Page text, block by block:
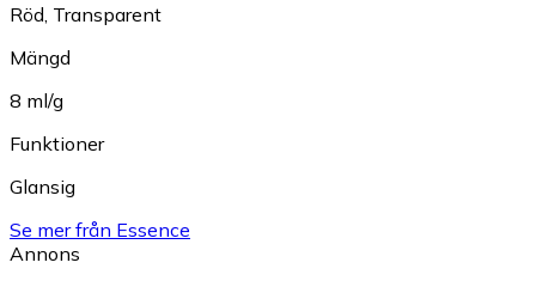
Röd Transparent
Mängd
8 ml/g
Funktioner
Glansig
Se mer från Essence
Annons